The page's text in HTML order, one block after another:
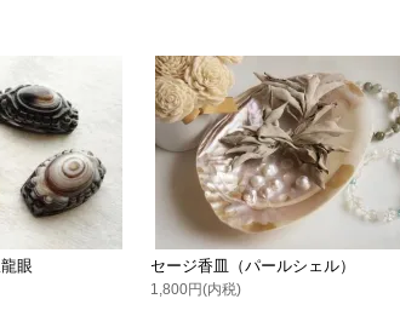
眼 セージ香皿（パールシェル）
1,800円(内税)